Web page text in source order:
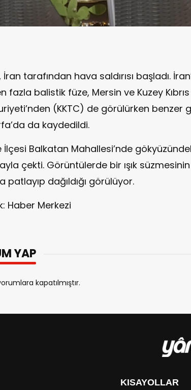
İran tarafından hava saldırısı başladı.
fazla balistik füze, Mersin ve Kuzey
(KKTC) de görülürken benzer
da kaydedildi.
İlçesi Balkatan Mahallesi’nde
çekti. Görüntülerde bir ışık
patlayıp dağıldığı görülüyor.
Haber Merkezi
YAP
kapatılmıştır.
KISAYOLLAR